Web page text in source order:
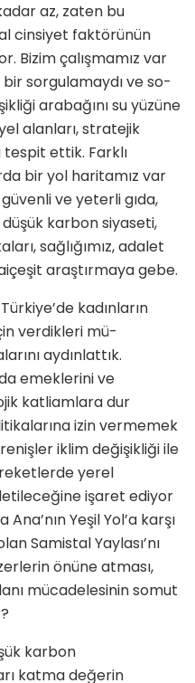
az, zaten bu
cinsiyet faktörünün
Bizim çalışmamız var
sorgulamaydı ve so­
arabağını su yüzüne
alanları, stratejik
tespit ettik. Farklı
bir yol haritamız var
ve yeterli gıda,
karbon siyaseti,
sağlığımız, adalet
araştırmaya gebe.
kadınların
verdikleri mü­
aydınlattık.
emeklerini ve
katliamlara dur
izin vermemek
iklim değişikliği ile
yerel
işaret ediyor
Yeşil Yol’a karşı
Samistal Yaylası’nı
önüne atması,
mücadele­sinin somut
karbon
katma değerin